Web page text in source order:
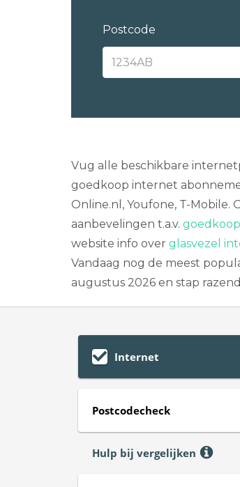
Postcode
Vug alle beschikbare
goedkoop internet
Online.nl, Youfone, T-
aanbevelingen t.a.v.
website info over glasvezel
Vandaag nog de meest
augustus 2026 en stap
Internet
Postcodecheck
Hulp bij vergelijken